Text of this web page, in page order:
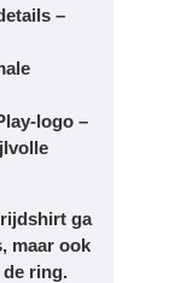
–
logo –
ga
maar ook
ring.